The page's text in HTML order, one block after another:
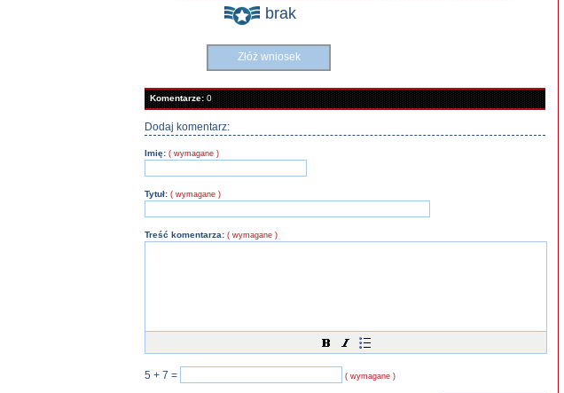
brak
Złóż wniosek
Komentarze:0
Dodaj komentarz:
Imię: ( wymagane )
Tytuł: ( wymagane )
Treść komentarza: ( wymagane )
5 + 7 = ( wymagane )